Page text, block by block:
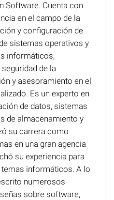
Software. Cuenta con
en el campo de la
y configuración de
sistemas operativos y
informáticos,
de la
y asesoramiento en el
Es un experto en
de datos, sistemas
de almacenamiento y
su carrera como
en una gran agencia
su experiencia para
informáticos. A lo
numerosos
sobre software,